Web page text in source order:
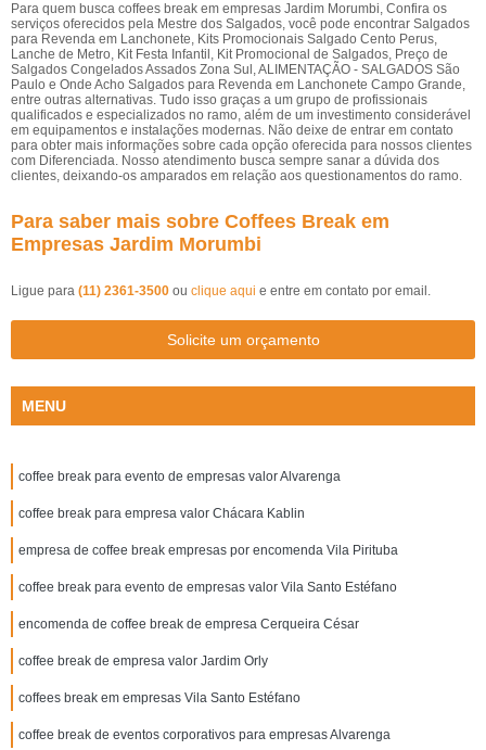
Para quem busca coffees break em empresas Jardim Morumbi, Confira os
serviços oferecidos pela Mestre dos Salgados, você pode encontrar Salgados
para Revenda em Lanchonete, Kits Promocionais Salgado Cento Perus,
Lanche de Metro, Kit Festa Infantil, Kit Promocional de Salgados, Preço de
Salgados Congelados Assados Zona Sul, ALIMENTAÇÃO - SALGADOS São
Paulo e Onde Acho Salgados para Revenda em Lanchonete Campo Grande,
entre outras alternativas. Tudo isso graças a um grupo de profissionais
qualificados e especializados no ramo, além de um investimento considerável
em equipamentos e instalações modernas. Não deixe de entrar em contato
para obter mais informações sobre cada opção oferecida para nossos clientes
com Diferenciada. Nosso atendimento busca sempre sanar a dúvida dos
clientes, deixando-os amparados em relação aos questionamentos do ramo.
Para saber mais sobre Coffees Break em
Empresas Jardim Morumbi
Ligue para (11) 2361-3500 ou clique aqui e entre em contato por email.
Solicite um orçamento
MENU
coffee break para evento de empresas valor Alvarenga
coffee break para empresa valor Chácara Kablin
empresa de coffee break empresas por encomenda Vila Pirituba
coffee break para evento de empresas valor Vila Santo Estéfano
encomenda de coffee break de empresa Cerqueira César
coffee break de empresa valor Jardim Orly
coffees break em empresas Vila Santo Estéfano
coffee break de eventos corporativos para empresas Alvarenga